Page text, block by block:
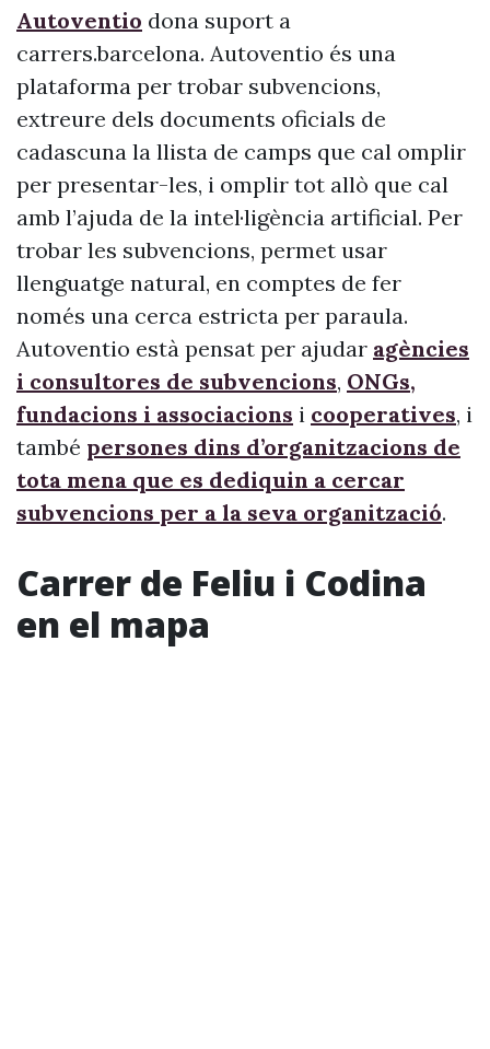
Autoventio dona suport a
carrers.barcelona. Autoventio és una
plataforma per trobar subvencions,
extreure dels documents oficials de
cadascuna la llista de camps que cal omplir
per presentar-les, i omplir tot allò que cal
amb l’ajuda de la intel·ligència artificial. Per
trobar les subvencions, permet usar
llenguatge natural, en comptes de fer
només una cerca estricta per paraula.
Autoventio està pensat per ajudar agències
i consultores de subvencions, ONGs,
fundacions i associacions i cooperatives, i
també persones dins d’organitzacions de
tota mena que es dediquin a cercar
subvencions per a la seva organització.
Carrer de Feliu i Codina
en el mapa